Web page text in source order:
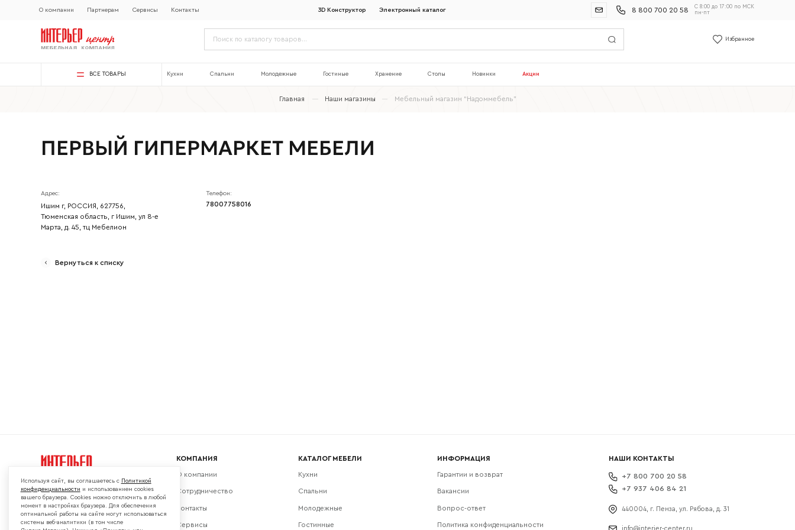
О компании Партнерам Сервисы Контакты 3D Конструктор Электронный каталог 8 800 700 20 58
С 8:00 до 17:00 по МСК
пн-пт
Избранное
ВСЕ ТОВАРЫ Кухни Спальни Молодежные Гостиные Хранение Столы Новинки Акции
Главная Наши магазины Мебельный магазин “Надоммебель”
ПЕРВЫЙ ГИПЕРМАРКЕТ МЕБЕЛИ
Адрес:
Ишим г, РОССИЯ, 627756,
Тюменская область, г Ишим, ул 8-е
Марта, д. 45, тц Мебелион
Телефон:
78007758016
Вернуться к списку
Мы в социальных сетях:
КОМПАНИЯ
О компании
Сотрудничество
Контакты
Сервисы
КАТАЛОГ МЕБЕЛИ
Кухни
Спальни
Молодежные
Гостинные
ИНФОРМАЦИЯ
Гарантии и возврат
Вакансии
Вопрос-ответ
Политика конфиденциальности
НАШИ КОНТАКТЫ
+7 800 700 20 58
+7 937 406 84 21
440004, г. Пенза, ул. Рябова, д. 31
info@interier-center.ru
Используя сайт, вы соглашаетесь с Политикой
конфиденциальности и использованием cookies
вашего браузера. Cookies можно отключить в любой
момент в настройках браузера. Для обеспечения
оптимальной работы на сайте могут использоваться
системы веб-аналитики (в том числе